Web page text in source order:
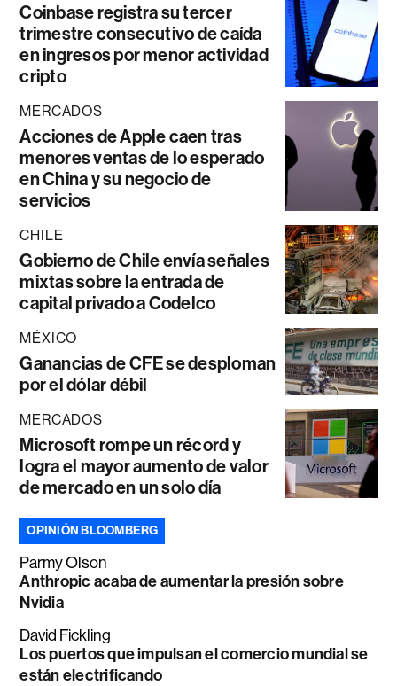
Coinbase registra su tercer
trimestre consecutivo de caída
en ingresos por menor actividad
cripto
MERCADOS
Acciones de Apple caen tras
menores ventas de lo esperado
en China y su negocio de
servicios
CHILE
Gobierno de Chile envía señales
mixtas sobre la entrada de
capital privado a Codelco
MÉXICO
Ganancias de CFE se desploman
por el dólar débil
MERCADOS
Microsoft rompe un récord y
logra el mayor aumento de valor
de mercado en un solo día
OPINIÓN BLOOMBERG
Parmy Olson
Anthropic acaba de aumentar la presión sobre
Nvidia
David Fickling
Los puertos que impulsan el comercio mundial se
están electrificando